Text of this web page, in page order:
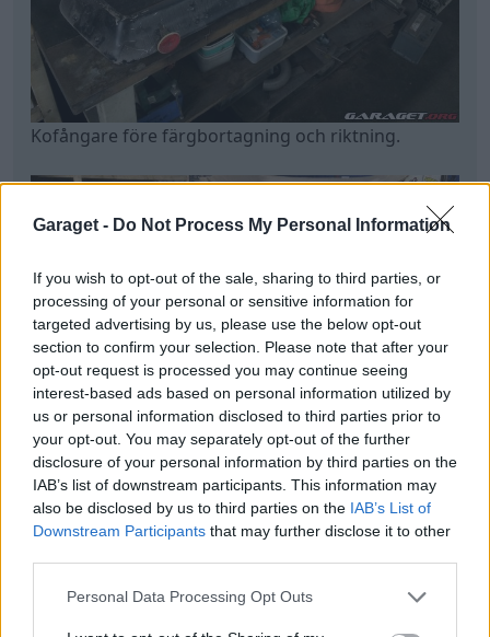
Garaget - Do Not Process My Personal Information
If you wish to opt-out of the sale, sharing to third parties, or
processing of your personal or sensitive information for
targeted advertising by us, please use the below opt-out
section to confirm your selection. Please note that after your
opt-out request is processed you may continue seeing
interest-based ads based on personal information utilized by
us or personal information disclosed to third parties prior to
your opt-out. You may separately opt-out of the further
disclosure of your personal information by third parties on the
IAB’s list of downstream participants. This information may
also be disclosed by us to third parties on the IAB’s List of
Downstream Participants that may further disclose it to other
Personal Data Processing Opt Outs
Kofångare före färgbortagning och riktning.
Kofångare på plats